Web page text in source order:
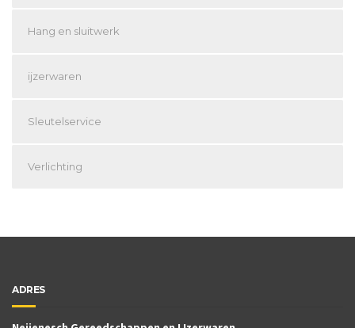
Hang en sluitwerk
ijzerwaren
Sleutelservice
Verlichting
ADRES